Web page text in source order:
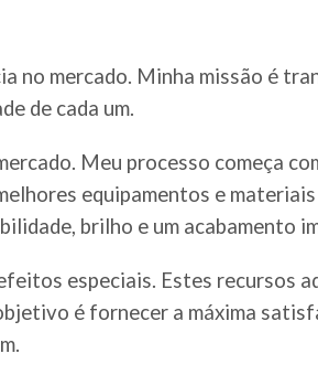
no mercado. Minha missão é
de cada um.
Meu processo começa
equipamentos e
brilho e um acabamento
especiais. Estes recursos
é fornecer a máxima